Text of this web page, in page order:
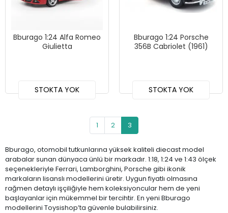
Bburago 1:24 Alfa Romeo
Giulietta
STOKTA YOK
Bburago 1:24 Porsche
356B Cabriolet (1961)
STOKTA YOK
1 2 3
Bburago, otomobil tutkunlarına yüksek kaliteli diecast model
arabalar sunan dünyaca ünlü bir markadır. 1:18, 1:24 ve 1:43 ölçek
seçenekleriyle Ferrari, Lamborghini, Porsche gibi ikonik
markaların lisanslı modellerini üretir. Uygun fiyatlı olmasına
rağmen detaylı işçiliğiyle hem koleksiyoncular hem de yeni
başlayanlar için mükemmel bir tercihtir. En yeni Bburago
modellerini Toysishop’ta güvenle bulabilirsiniz.